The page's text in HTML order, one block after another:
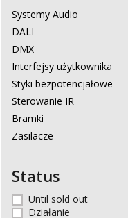
Systemy Audio
DALI
DMX
Interfejsy użytkownika
Styki bezpotencjałowe
Sterowanie IR
Bramki
Zasilacze
Status
Until sold out
Działanie